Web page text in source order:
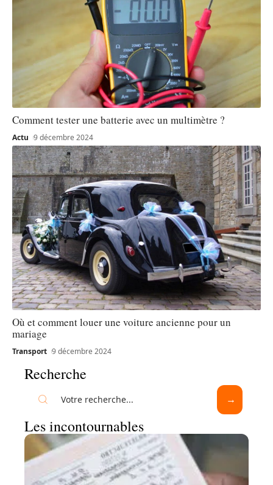
Comment tester une batterie avec un multimètre ?
Actu 9 décembre 2024
Où et comment louer une voiture ancienne pour un
mariage
Transport 9 décembre 2024
Recherche
Les incontournables